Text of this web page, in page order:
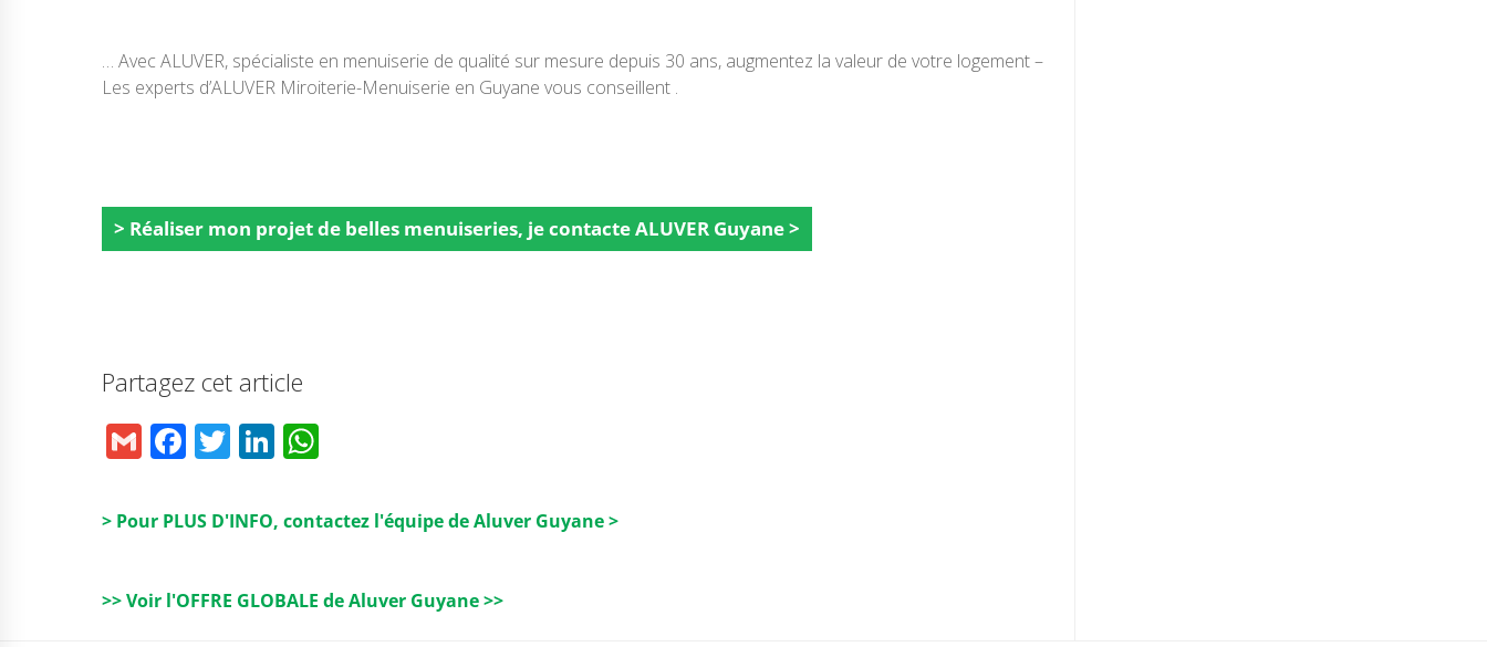
… Avec ALUVER, spécialiste en menuiserie de qualité sur mesure depuis 30 ans, augmentez la valeur de votre logement –
Les experts d’ALUVER Miroiterie-Menuiserie en Guyane vous conseillent .
> Réaliser mon projet de belles menuiseries, je contacte ALUVER Guyane >
Partagez cet article
G
ai
F
c
b
o
T
it
e
r
Li
k
dI
n
a
A
p
> Pour PLUS D'INFO, contactez l'équipe de Aluver Guyane >
>> Voir l'OFFRE GLOBALE de Aluver Guyane >>